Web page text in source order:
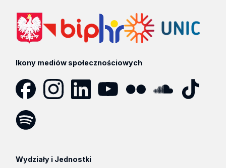
Ikony mediów społecznościowych
Wydziały i Jednostki